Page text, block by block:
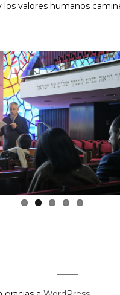
los valores humanos